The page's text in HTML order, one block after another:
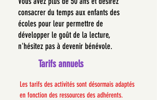
consacrer du temps aux enfants des
écoles pour leur permettre de
développer le goût de la lecture,
n'hésitez pas à devenir bénévole.
Tarifs annuels
Les tarifs des activités sont désormais adaptés
en fonction des ressources des adhérents.